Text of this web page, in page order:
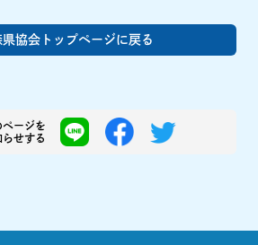
県協会トップページに戻る
ページを
せする